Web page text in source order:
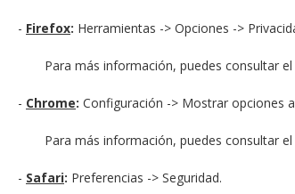
- Firefox: Herramientas -> Opciones ->
Para más información, puedes consultar
- Chrome: Configuración -> Mostrar opciones
Para más información, puedes consultar
- Safari: Preferencias -> Seguridad.